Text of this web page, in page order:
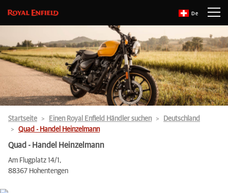
De
Startseite Einen Royal Enfield Händler suchen
Deutschland
Quad - Handel Heinzelmann
Quad - Handel Heinzelmann
Am Flugplatz 14/1,
88367 Hohentengen